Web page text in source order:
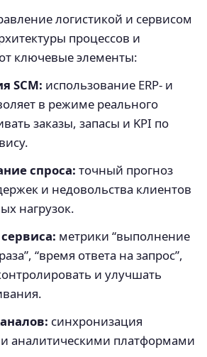
логистикой и сервисом
процессов и
ключевые элементы:
SCM: использование ERP- и
в режиме реального
заказы, запасы и KPI по
спроса: точный прогноз
и недовольства клиентов
нагрузок.
метрики “выполнение
“время ответа на запрос”,
и улучшать
синхронизация
и аналитическими платформами